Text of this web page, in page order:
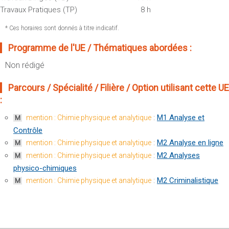
Sportives)
GEP (Génie Electrique des Procédés - Département composante)
Informatique (Département Composante)
Plan et accès
Intranet des personnels
Moodle
Messagerie
Portefeuille d'Expériences et
de Compétences
Fermer
Travaux Pratiques (TP)
8 h
* Ces horaires sont donnés à titre indicatif.
Programme de l'UE / Thématiques abordées :
Non rédigé
Parcours / Spécialité / Filière / Option utilisant cette UE
:
M mention : Chimie physique et analytique : M1 Analyse et
Contrôle
M mention : Chimie physique et analytique : M2 Analyse en ligne
M mention : Chimie physique et analytique : M2 Analyses
physico-chimiques
M mention : Chimie physique et analytique : M2 Criminalistique